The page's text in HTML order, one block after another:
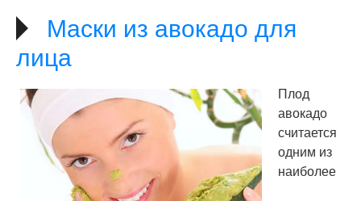
Маски из авокадо для
лица
Плод
авокадо
считается
одним из
наиболее